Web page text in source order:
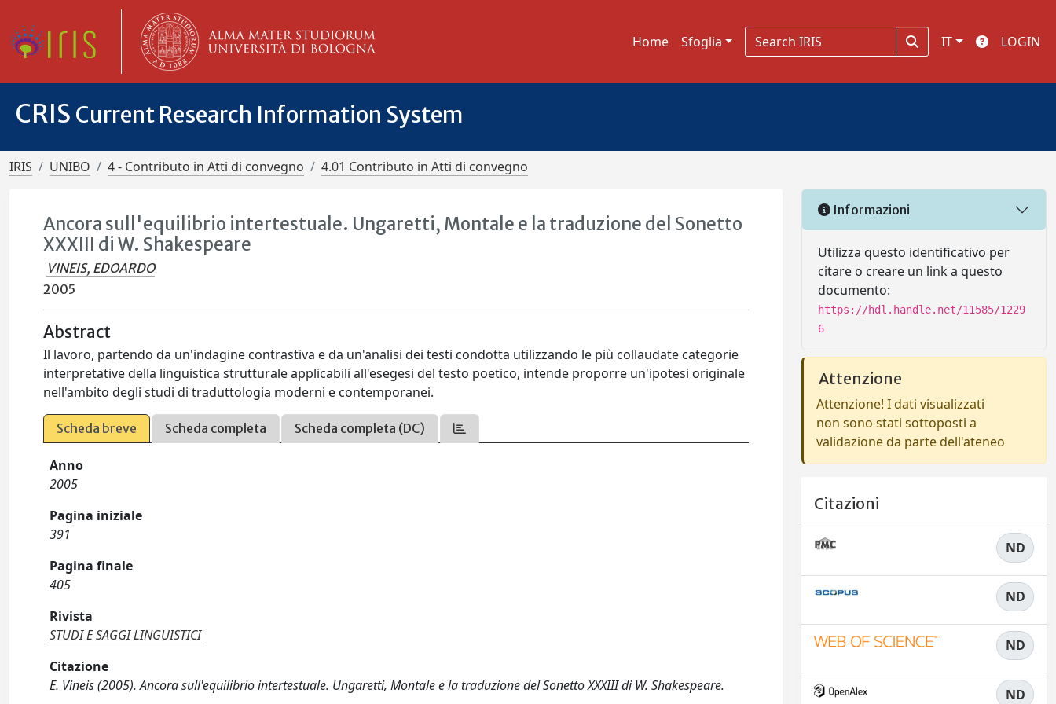
Home Sfoglia IT LOGIN
CRIS Current Research Information System
IRIS UNIBO 4 - Contributo in Atti di convegno 4.01 Contributo in Atti di convegno
Ancora sull'equilibrio intertestuale. Ungaretti, Montale e la traduzione del Sonetto
XXXIII di W. Shakespeare
VINEIS, EDOARDO
2005
Abstract
Il lavoro, partendo da un'indagine contrastiva e da un'analisi dei testi condotta utilizzando le più collaudate categorie
interpretative della linguistica strutturale applicabili all'esegesi del testo poetico, intende proporre un'ipotesi originale
nell'ambito degli studi di traduttologia moderni e contemporanei.
Scheda breve Scheda completa Scheda completa (DC)
Anno
2005
Pagina iniziale
391
Pagina finale
405
Rivista
STUDI E SAGGI LINGUISTICI
Citazione
E. Vineis (2005). Ancora sull'equilibrio intertestuale. Ungaretti, Montale e la traduzione del Sonetto XXXIII di W. Shakespeare.
Informazioni
Utilizza questo identificativo per
citare o creare un link a questo
documento:
https://hdl.handle.net/11585/1229
6
Attenzione
Attenzione! I dati visualizzati
non sono stati sottoposti a
validazione da parte dell'ateneo
Citazioni
ND
ND
ND
ND